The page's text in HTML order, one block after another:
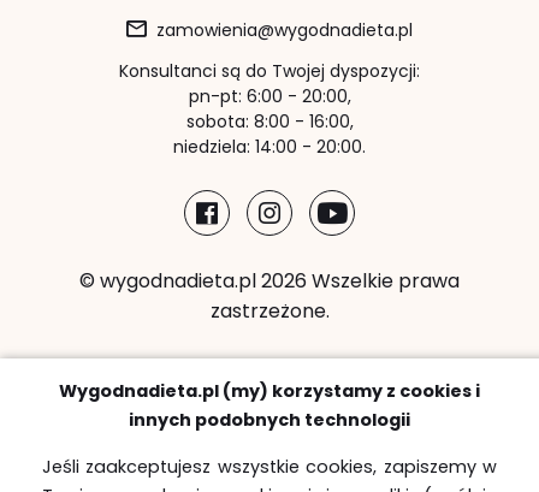
zamowienia@wygodnadieta.pl
Konsultanci są do Twojej dyspozycji:
pn-pt: 6:00 - 20:00,
sobota: 8:00 - 16:00,
niedziela: 14:00 - 20:00.
© wygodnadieta.pl 2026 Wszelkie prawa
zastrzeżone.
Metody płatności:
Wygodnadieta.pl (my) korzystamy z cookies i
innych podobnych technologii
Jeśli zaakceptujesz wszystkie cookies, zapiszemy w